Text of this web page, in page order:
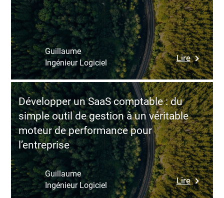
Lire:
des
meilleurs
éditeurs
de
code
(IDE)
pour
PHP
Guillaume
Ingénieur Logiciel
Développer un SaaS comptable : du
simple outil de gestion à un véritable
moteur de performance pour
l’entreprise
Lire:
Guillaume
Ingénieur Logiciel